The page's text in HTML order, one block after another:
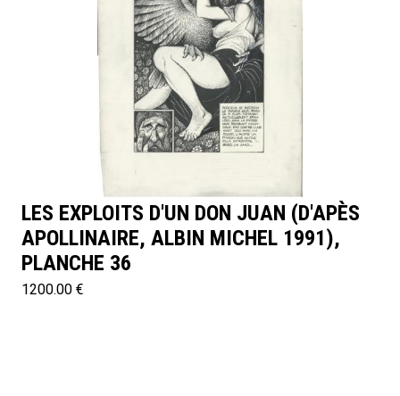
LES EXPLOITS D'UN DON JUAN (D'APÈS
APOLLINAIRE, ALBIN MICHEL 1991),
PLANCHE 36
1200.00 €